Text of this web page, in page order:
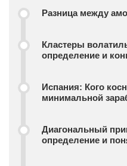
Разница между
Кластеры
определение и
Испания: Кого
минимальной
Диагональный
определение и